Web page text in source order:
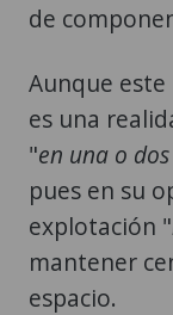
de
Aunque
es una
"en una o
pues en su
explotación "
mantener
espacio.